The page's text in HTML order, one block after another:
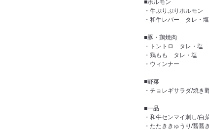
■ホルモン
・牛ぷりぷりホルモン
・和牛レバー タレ・
■豚・鶏焼肉
・トントロ タレ・塩
・鶏もも タレ・塩
・ウィンナー
■野菜
・チョレギサラダ/焼き
■一品
・和牛センマイ刺し/白
・たたききゅうり/醤醤